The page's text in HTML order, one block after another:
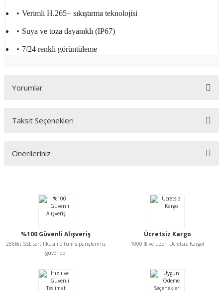
Verimli H.265+ sıkıştırma teknolojisi
Suya ve toza dayanıklı (IP67)
7/24 renkli görüntüleme
Yorumlar
Bu ürüne ilk yorumu siz yapın!
Taksit Seçenekleri
Önerileriniz
Görüş ve önerileriniz için teşekkür ederiz.
Ürün açıklamasında eksik bilgiler bulunuyor.
Ürün bilgilerinde hatalar bulunuyor.
Bu ürüne benzer farklı alternatifler olmalı.
%100 Güvenli Alışveriş
256Bit SSL sertifikası ile tüm siparişleriniz
güvende.
Ücretsiz Kargo
1000 $ ve üzeri Ücretsiz Kargo!